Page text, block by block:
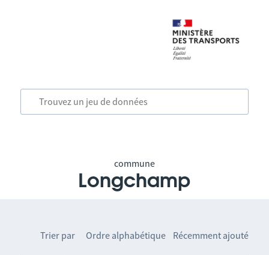
commune
Longchamp
Trier par Ordre alphabétique Récemment ajouté